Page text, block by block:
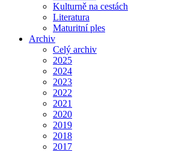
Kulturně na cestách
Literatura
Maturitní ples
Archiv
Celý archiv
2025
2024
2023
2022
2021
2020
2019
2018
2017